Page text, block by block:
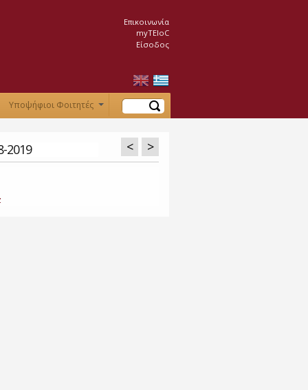
Επικοινωνία
myTEIoC
Είσοδος
Υποψήφιοι Φοιτητές Αναζήτηση
2019 < >